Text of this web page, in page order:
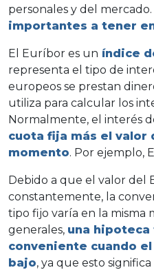
personales y del mercado.
importantes a tener
El Euríbor es un índice
representa el tipo de
europeos se prestan
utiliza para calcular los
Normalmente, el interés
cuota fija más el valor
momento. Por ejemplo,
Debido a que el valor del
constantemente, la
tipo fijo varía en la misma
generales, una
conveniente cuando
bajo, ya que esto